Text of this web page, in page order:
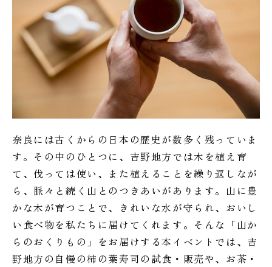
奈良には古くからの日本の歴史が数多く残っていま
す。その中のひとつに、吉野地方では木を植え育
て、伐っては使い、また植えることを繰り返しなが
ら、脈々と続く山とのつきあいがあります。山に豊
かな木が育つことで、きれいな水が守られ、おいし
い食べ物を私たちに届けてくれます。そんな「山か
らのおくりもの」をお届けする本イベントでは、吉
野地方の自慢の柿の葉寿司の試食・販売や、お茶・